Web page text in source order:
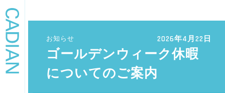
お知らせ 2026年4月22日
ゴールデンウィーク休暇
についてのご案内